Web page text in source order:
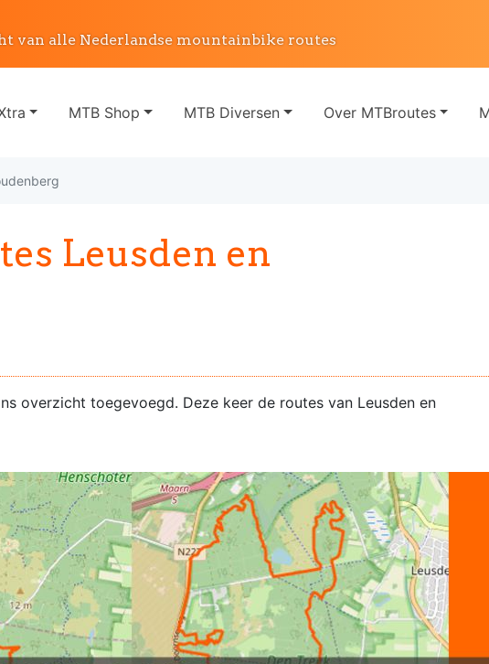
van alle Nederlandse mountainbike routes
MTB Shop MTB Diversen Over MTBroutes
Leusden en
overzicht toegevoegd. Deze keer de routes van Leusden en